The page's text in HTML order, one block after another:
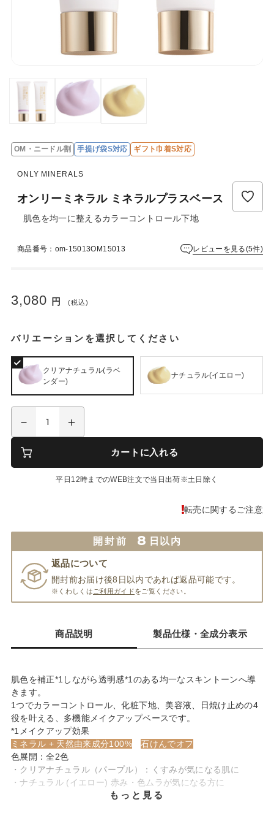
OM・ニードル割 手提げ袋S対応 ギフト巾着S対応
ONLY MINERALS
オンリーミネラル ミネラルプラスベース
肌色を均一に整えるカラーコントロール下地
商品番号：om-15013OM15013 レビューを見る(5件)
3,080 円 (税込)
バリエーションを選択してください
クリアナチュラル(ラベ
ンダー)
ナチュラル(イエロー)
カートに入れる
平日12時までのWEB注文で当日出荷※土日除く
転売に関するご注意
開封前 8 日以内
返品について
開封前お届け後8日以内であれば返品可能です。
※くわしくは ご利用ガイドをご覧ください。
商品説明 製品仕様・全成分表示
肌色を補正*1しながら透明感*1のある均一なスキントーンへ導
きます。
1つでカラーコントロール、化粧下地、美容液、日焼け止めの4
役を叶える、多機能メイクアップベースです。
*1メイクアップ効果
ミネラル + 天然由来成分100%
石けんでオフ
色展開：全2色
・クリアナチュラル（パープル）：くすみが気になる肌に
・ナチュラル (イエロー) 赤み・色ムラが気になる方に
もっと見る